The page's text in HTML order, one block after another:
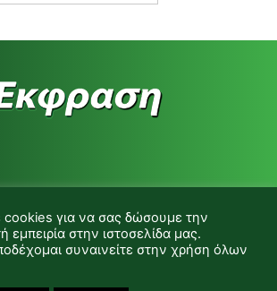
μας:
cookies για να σας δώσουμε την
εμπειρία στην ιστοσελίδα μας.
συναινείτε στην χρήση όλων